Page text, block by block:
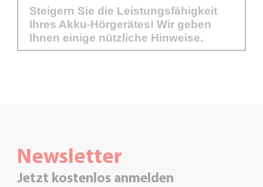
Steigern Sie die Leistungsfähigkeit
Ihres Akku-Hörgerätes! Wir geben
Ihnen einige nützliche Hinweise.
Newsletter
Jetzt kostenlos anmelden